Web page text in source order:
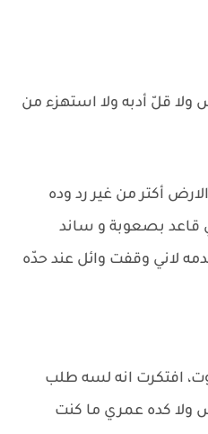
قلّ أدبه ولا استهزء من
أكتر من غير رد وده
قاعد بصعوبة و ساند
لاني وقفت وائل عند حدّه
افتكرت انه لسه طلب
ولا كده عمري ما كنت